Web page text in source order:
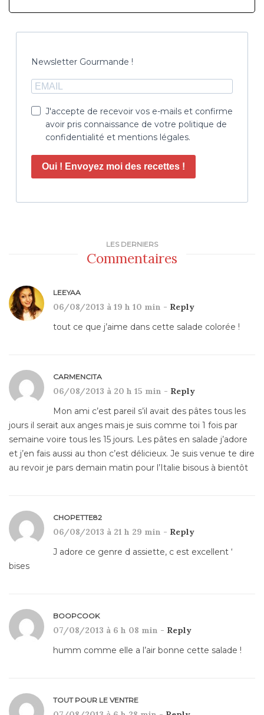
Newsletter Gourmande !
J'accepte de recevoir vos e-mails et confirme
avoir pris connaissance de votre politique de
confidentialité et mentions légales.
Oui ! Envoyez moi des recettes !
LES DERNIERS
Commentaires
LEEYAA
06/08/2013 à 19 h 10 min - Reply
tout ce que j’aime dans cette salade colorée !
CARMENCITA
06/08/2013 à 20 h 15 min - Reply
Mon ami c’est pareil s’il avait des pâtes tous les
jours il serait aux anges mais je suis comme toi 1 fois par
semaine voire tous les 15 jours. Les pâtes en salade j’adore
et j’en fais aussi au thon c’est délicieux. Je suis venue te dire
au revoir je pars demain matin pour l’Italie bisous à bientôt
CHOPETTE82
06/08/2013 à 21 h 29 min - Reply
J adore ce genre d assiette, c est excellent ‘
bises
BOOPCOOK
07/08/2013 à 6 h 08 min - Reply
humm comme elle a l’air bonne cette salade !
TOUT POUR LE VENTRE